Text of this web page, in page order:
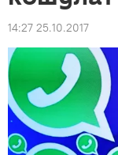
14:27 25.10.2017